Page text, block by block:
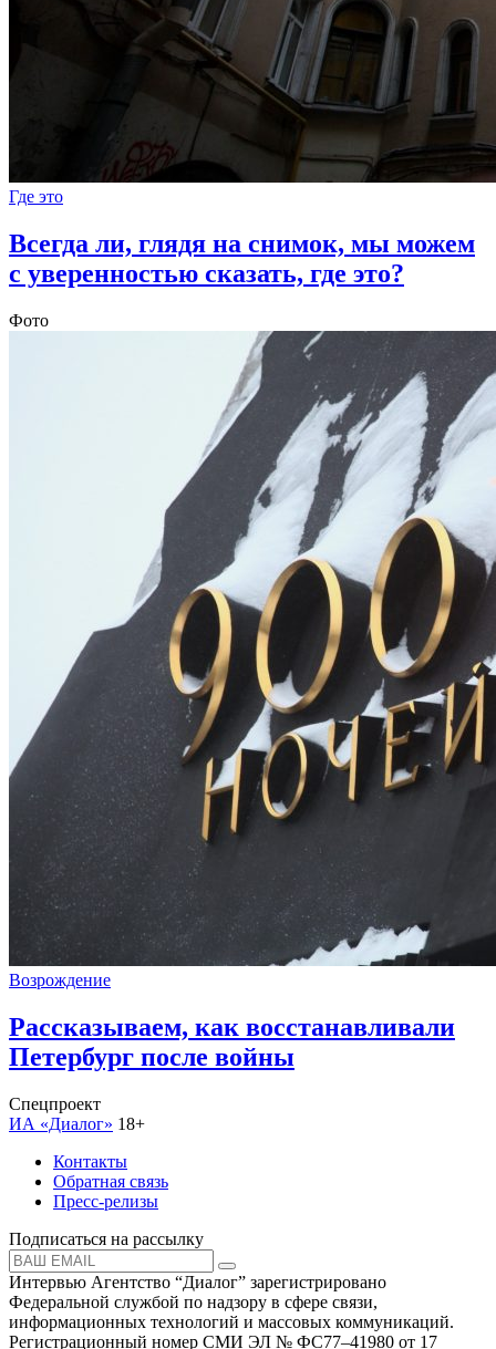
Где это
Всегда ли, глядя на снимок, мы можем
с уверенностью сказать, где это?
Фото
Возрождение
Рассказываем, как восстанавливали
Петербург после войны
Спецпроект
ИА «Диалог» 18+
Контакты
Обратная связь
Пресс-релизы
Подписаться на рассылку
Интервью Агентство “Диалог” зарегистрировано
Федеральной службой по надзору в сфере связи,
информационных технологий и массовых коммуникаций.
Регистрационный номер СМИ ЭЛ № ФС77–41980 от 17